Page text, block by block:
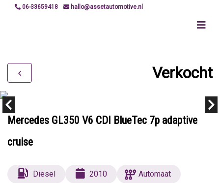
06-33659418 hallo@assetautomotive.nl
Verkocht
Mercedes GL350 V6 CDI BlueTec 7p adaptive
cruise
Diesel 2010
Automaat